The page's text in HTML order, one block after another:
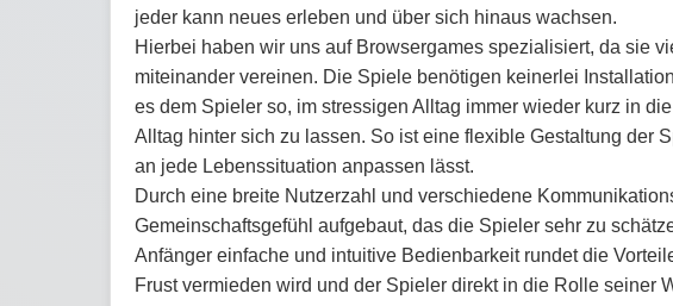
jeder kann neues erleben und über sich hinaus wachsen.
Hierbei haben wir uns auf Browsergames spezialisiert, da sie
miteinander vereinen. Die Spiele benötigen keinerlei
es dem Spieler so, im stressigen Alltag immer wieder kurz in
Alltag hinter sich zu lassen. So ist eine flexible Gestaltung der
an jede Lebenssituation anpassen lässt.
Durch eine breite Nutzerzahl und verschiedene
Gemeinschaftsgefühl aufgebaut, das die Spieler sehr zu
Anfänger einfache und intuitive Bedienbarkeit rundet die
Frust vermieden wird und der Spieler direkt in die Rolle seiner